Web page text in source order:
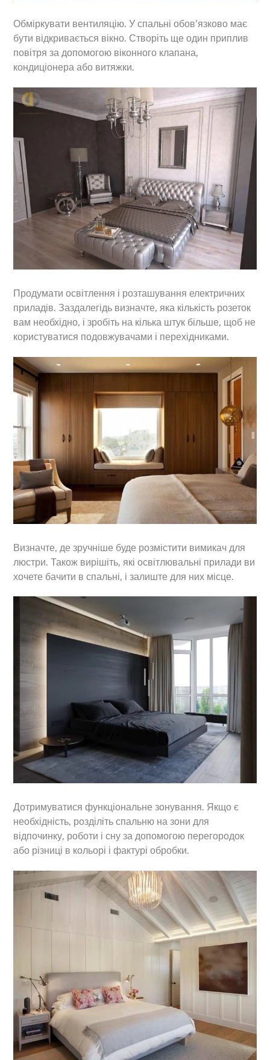
Обміркувати вентиляцію. У спальні обов’язково має
бути відкривається вікно. Створіть ще один приплив
повітря за допомогою віконного клапана,
кондиціонера або витяжки.
Продумати освітлення і розташування електричних
приладів. Заздалегідь визначте, яка кількість розеток
вам необхідно, і зробіть на кілька штук більше, щоб не
користуватися подовжувачами і перехідниками.
Визначте, де зручніше буде розмістити вимикач для
люстри. Також вирішіть, які освітлювальні прилади ви
хочете бачити в спальні, і залиште для них місце.
Дотримуватися функціональне зонування. Якщо є
необхідність, розділіть спальню на зони для
відпочинку, роботи і сну за допомогою перегородок
або різниці в кольорі і фактурі обробки.
Back
To
Top